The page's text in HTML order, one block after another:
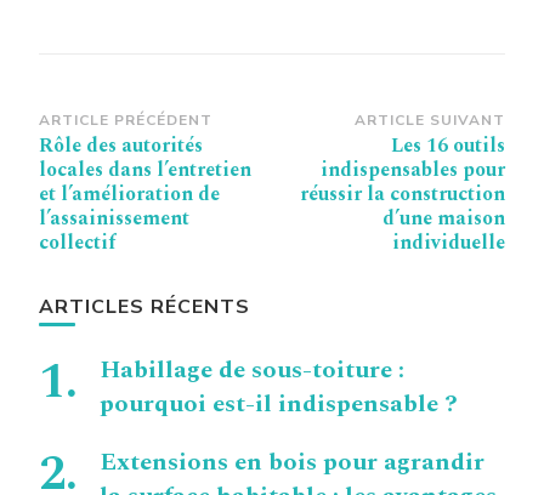
Navigation
d’article
ARTICLE PRÉCÉDENT
Rôle des autorités
locales dans l’entretien
et l’amélioration de
l’assainissement
collectif
ARTICLE SUIVANT
Les 16 outils
indispensables pour
réussir la construction
d’une maison
individuelle
ARTICLES RÉCENTS
Habillage de sous-toiture :
pourquoi est-il indispensable ?
Extensions en bois pour agrandir